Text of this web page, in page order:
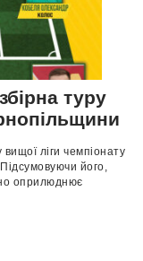
туру
ліги чемпіонату
його,
оприлюднює